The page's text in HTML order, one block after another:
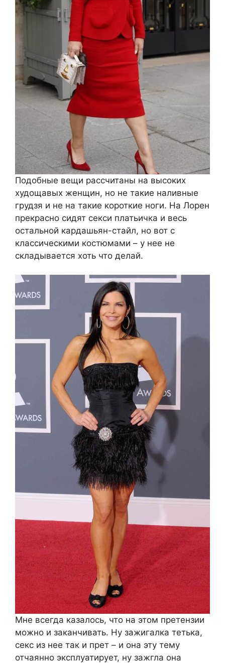
Подобные вещи рассчитаны на высоких
худощавых женщин, но не такие наливные
грудзя и не на такие короткие ноги. На Лорен
прекрасно сидят секси платьичка и весь
остальной кардашьян-стайл, но вот с
классическими костюмами – у нее не
складывается хоть что делай.
Мне всегда казалось, что на этом претензии
можно и заканчивать. Ну зажигалка тетька,
секс из нее так и прет – и она эту тему
отчаянно эксплуатирует, ну зажгла она